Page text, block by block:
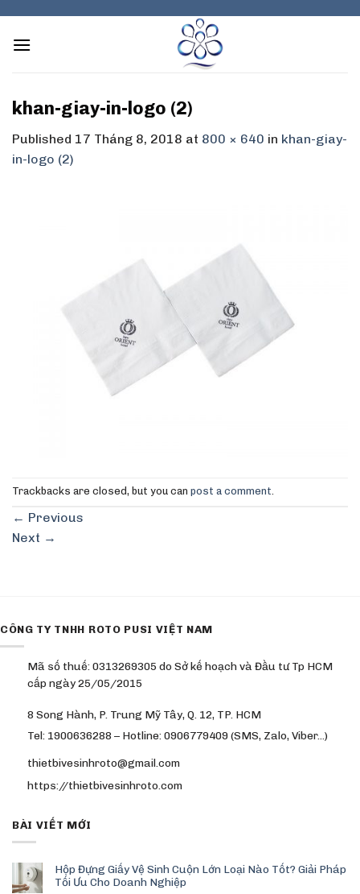
content
khan-giay-in-logo (2)
Published 17 Tháng 8, 2018 at 800 × 640 in khan-giay-
in-logo (2)
Trackbacks are closed, but you can post a comment
← Previous
Next →
CÔNG TY TNHH ROTO PUSI VIỆT NAM
Mã số thuế: 0313269305 do Sở kế hoạch và Đầu tư Tp HCM
cấp ngày 25/05/2015
8 Song Hành, P. Trung Mỹ Tây, Q. 12, TP. HCM
Tel: 1900636288 – Hotline: 0906779409 (SMS, Zalo, Viber…)
thietbivesinhroto@gmail.com
https://thietbivesinhroto.com
BÀI VIẾT MỚI
Hộp Đựng Giấy Vệ Sinh Cuộn Lớn Loại Nào Tốt? Giải Pháp
Tối Ưu Cho Doanh Nghiệp